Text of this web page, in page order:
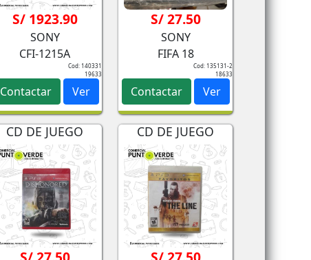
S/ 1923.90
SONY
CFI-1215A
Cod: 140331
19633
Contactar Ver
S/ 27.50
SONY
FIFA 18
Cod: 135131-2
18633
Contactar Ver
CD DE JUEGO CD DE JUEGO